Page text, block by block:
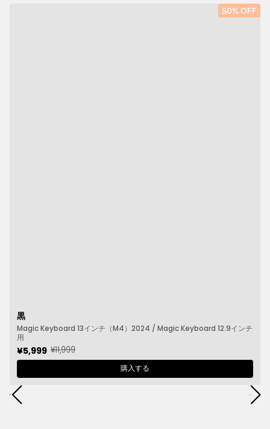
50% OFF
黒
Magic Keyboard 13インチ（M4）2024 / Magic Keyboard 12.9インチ
用
¥5,999 ¥11,999
購入する